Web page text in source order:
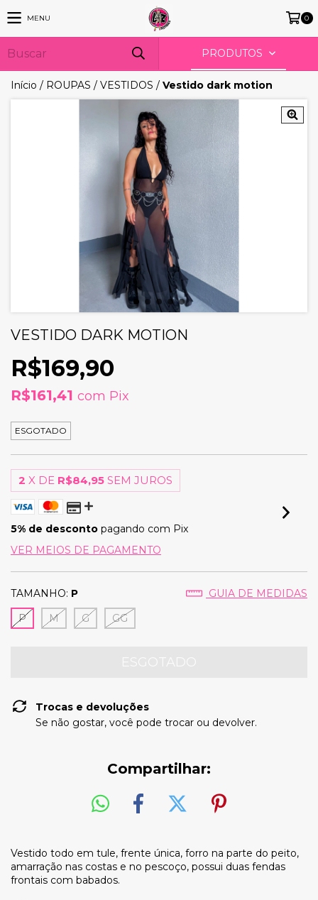
MENU 0
PRODUTOS
Início / ROUPAS / VESTIDOS / Vestido dark motion
VESTIDO DARK MOTION
R$169,90
R$161,41 com Pix
ESGOTADO
2 X DE R$84,95 SEM JUROS
5% de desconto pagando com Pix
VER MEIOS DE PAGAMENTO
TAMANHO: P
GUIA DE MEDIDAS
P
M G GG
Trocas e devoluções
Se não gostar, você pode trocar ou devolver.
Compartilhar:
Vestido todo em tule, frente única, forro na parte do peito,
amarração nas costas e no pescoço, possui duas fendas
frontais com babados.